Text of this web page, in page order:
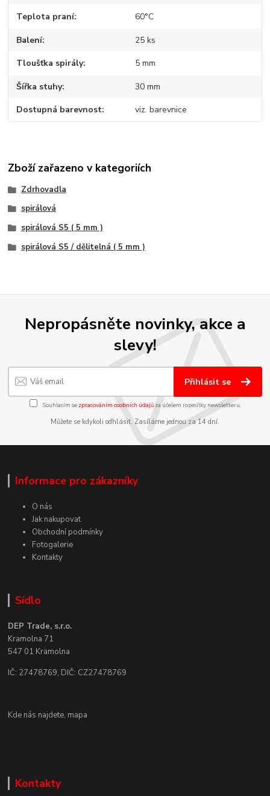
Teplota praní 60°C
Balení 25 ks
Tloušťka spirály 5 mm
Šířka stuhy 30 mm
Dostupná barevnost viz. barevnice
Zboží zařazeno v kategoriích
Zdrhovadla
spirálová
spirálová S5 ( 5 mm )
spirálová S5 / dělitelná ( 5 mm )
Nepropásněte novinky, akce a
slevy!
Přihlásit se
Souhlasím se zpracováním osobních údajůza účelem rozesílky newsletteru.
Můžete se kdykoli odhlásit. Zasíláme jednou za 14 dní.
Informace pro zákazníky
O nás
Jak nakupovat
Obchodní podmínky
Fotogalerie
Kontakty
Sídlo
DEP Trade, s.r.o.
Kramolna 71
547 01 Kramolna
IČ: 27478769, DIČ: CZ27478769
Kde nás najdete, mapa
Kontakty